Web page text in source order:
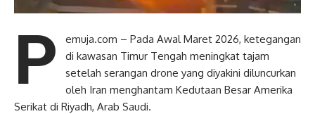
P
emuja.com – Pada Awal Maret 2026, ketegangan
di kawasan Timur Tengah meningkat tajam
setelah serangan drone yang diyakini diluncurkan
oleh Iran menghantam Kedutaan Besar Amerika
Serikat di Riyadh, Arab Saudi.